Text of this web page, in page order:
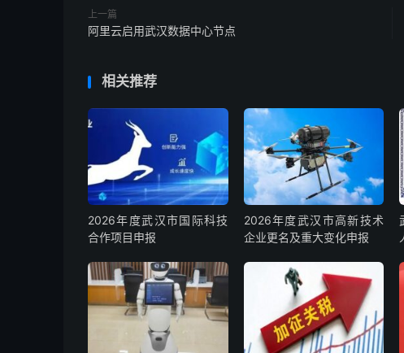
上一篇
阿里云启用武汉数据中心节点
相关推荐
2026年度武汉市国际科技
合作项目申报
2026年度武汉市高新技术
企业更名及重大变化申报